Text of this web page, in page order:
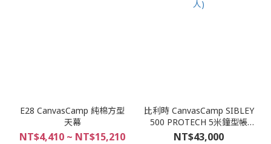
E28 CanvasCamp 純棉方型
天幕
NT$4,410 ~ NT$15,210
比利時 CanvasCamp SIBLEY
500 PROTECH 5米鐘型帳
(6~8人)
NT$43,000